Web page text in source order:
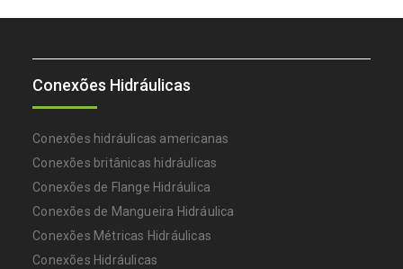
Conexões Hidráulicas
Conexões hidráulicas americanas
Conexões britânicas hidráulicas
Conexões de Flange Hidráulica
Conexões de Mangueira Hidráulica
Conexões Métricas Hidráulicas
Conexões Hidráulicas